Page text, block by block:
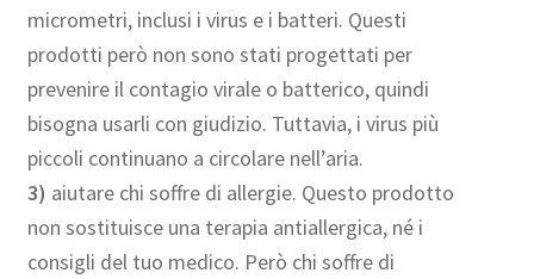
micrometri, inclusi i virus e i batteri. Questi
prodotti però non sono stati progettati per
prevenire il contagio virale o batterico, quindi
bisogna usarli con giudizio. Tuttavia, i virus più
piccoli continuano a circolare nell’aria.
3) aiutare chi soffre di allergie. Questo prodotto
non sostituisce una terapia antiallergica, né i
consigli del tuo medico. Però chi soffre di